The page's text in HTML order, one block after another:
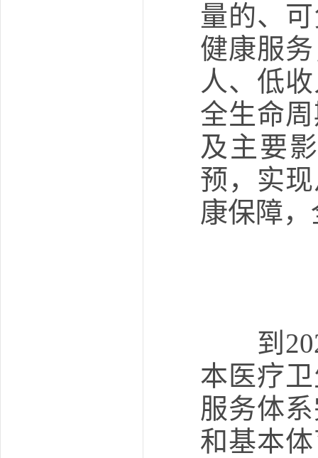
量的、
健康服
人、低
全生命
及主要
预，实
康保障
到
本医疗
服务体
和基本